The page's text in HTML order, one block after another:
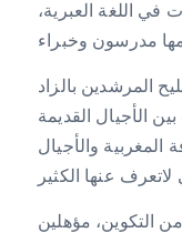
في اللغة العبرية،
المرشدين بالزاد
الأجيال القديمة
المغربية والأجيال
التكوين، مؤهلين